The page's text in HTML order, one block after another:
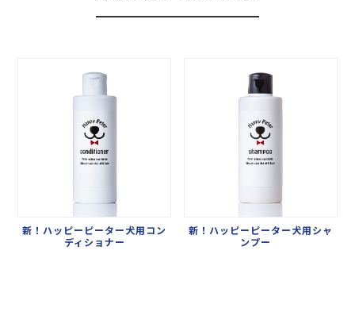
新！ハッピーピーター犬用コン
ディショナー
新！ハッピーピーター犬用シャ
ンプー